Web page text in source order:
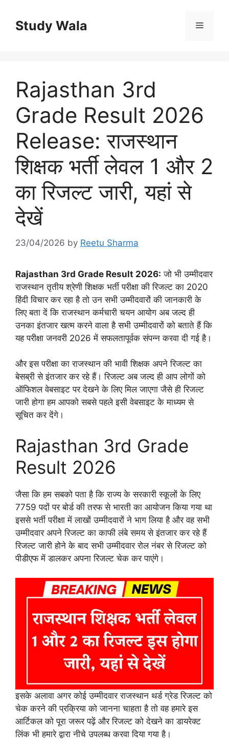
contentStudy Wala Menu
Rajasthan 3rd
Grade Result 2026
Release: राजस्थान
शिक्षक भर्ती लेवल 1 और 2
का रिजल्ट जारी, यहां से
देखें
23/04/2026 by Reetu Sharma
Rajasthan 3rd Grade Result 2026: जो भी उम्मीदवार
राजस्थान तृतीय श्रेणी शिक्षक भर्ती परीक्षा की रिजल्ट का 2020
हिंदी विचार कर रहा है तो उन सभी उम्मीदवारों की जानकारी के
लिए बता दें कि राजस्थान कर्मचारी चयन आयोग अब जल्द ही
उनका इंतजार खत्म करने वाला है सभी उम्मीदवारों को बताते हैं कि
यह परीक्षा जनवरी 2026 में सफलतापूर्वक संपन्न करवा दी गई है।
और इस परीक्षा का राजस्थान की भावी शिक्षक अपने रिजल्ट का
बेसब्री से इंतजार कर रहे हैं। रिजल्ट अब जल्द ही आप लोगों को
ऑफिशल वेबसाइट पर देखने के लिए मिल जाएगा जैसे ही रिजल्ट
जारी होगा हम आपको सबसे पहले इसी वेबसाइट के माध्यम से
सूचित कर देंगे।
Rajasthan 3rd Grade
Result 2026
जैसा कि हम सबको पता है कि राज्य के सरकारी स्कूलों के लिए
7759 पदों पर बोर्ड की तरफ से भारती का आयोजन किया गया था
इससे भर्ती परीक्षा में लाखों उम्मीदवारों ने भाग लिया है और वह सभी
उम्मीदवार अपने रिजल्ट का काफी लंबे समय से इंतजार कर रहे हैं
रिजल्ट जारी होने के बाद सभी उम्मीदवार रोल नंबर से रिजल्ट को
पीडीएफ में डालकर अपना रिजल्ट चेक कर पाएंगे।
इसके अलावा अगर कोई उम्मीदवार राजस्थान थर्ड ग्रेड रिजल्ट को
चेक करने की प्रक्रिया को जानना चाहता है तो वह हमारे इस
आर्टिकल को पूरा जरूर पढ़ें और रिजल्ट को देखने का डायरेक्ट
लिंक भी हमारे द्वारा नीचे उपलब्ध करवा दिया गया है।